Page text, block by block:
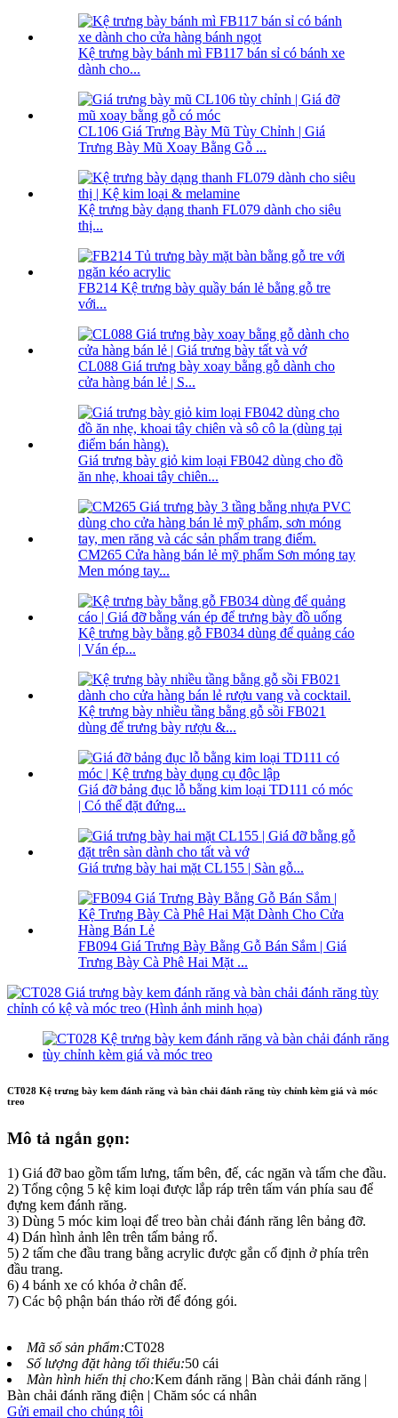
Kệ trưng bày bánh mì FB117 bán sỉ có bánh xe
dành cho...
CL106 Giá Trưng Bày Mũ Tùy Chỉnh | Giá
Trưng Bày Mũ Xoay Bằng Gỗ ...
Kệ trưng bày dạng thanh FL079 dành cho siêu
thị...
FB214 Kệ trưng bày quầy bán lẻ bằng gỗ tre
với...
CL088 Giá trưng bày xoay bằng gỗ dành cho
cửa hàng bán lẻ | S...
Giá trưng bày giỏ kim loại FB042 dùng cho đồ
ăn nhẹ, khoai tây chiên...
CM265 Cửa hàng bán lẻ mỹ phẩm Sơn móng tay
Men móng tay...
Kệ trưng bày bằng gỗ FB034 dùng để quảng cáo
| Ván ép...
Kệ trưng bày nhiều tầng bằng gỗ sồi FB021
dùng để trưng bày rượu &...
Giá đỡ bảng đục lỗ bằng kim loại TD111 có móc
| Có thể đặt đứng...
Giá trưng bày hai mặt CL155 | Sàn gỗ...
FB094 Giá Trưng Bày Bằng Gỗ Bán Sắm | Giá
Trưng Bày Cà Phê Hai Mặt ...
CT028 Kệ trưng bày kem đánh răng và bàn chải đánh răng tùy chỉnh kèm giá và móc
treo
Mô tả ngắn gọn:
1) Giá đỡ bao gồm tấm lưng, tấm bên, đế, các ngăn và tấm che đầu.
2) Tổng cộng 5 kệ kim loại được lắp ráp trên tấm ván phía sau để
đựng kem đánh răng.
3) Dùng 5 móc kim loại để treo bàn chải đánh răng lên bảng đỡ.
4) Dán hình ảnh lên trên tấm bảng rổ.
5) 2 tấm che đầu trang bằng acrylic được gắn cố định ở phía trên
đầu trang.
6) 4 bánh xe có khóa ở chân đế.
7) Các bộ phận bán tháo rời để đóng gói.
Mã số sản phẩm:CT028
Số lượng đặt hàng tối thiểu:50 cái
Màn hình hiển thị cho:Kem đánh răng | Bàn chải đánh răng |
Bàn chải đánh răng điện | Chăm sóc cá nhân
Gửi email cho chúng tôi